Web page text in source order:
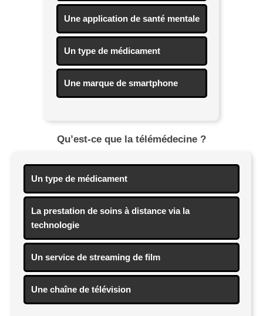
Une application de santé mentale
Un type de médicament
Une marque de smartphone
Qu’est-ce que la télémédecine ?
Un type de médicament
La prestation de soins à distance via la
technologie
Un service de streaming de film
Une chaîne de télévision